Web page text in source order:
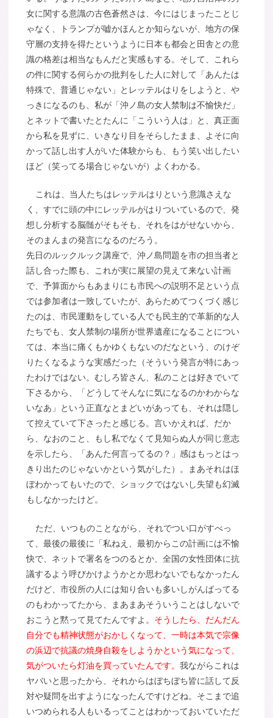
女に関する意識の古色蒼然さは、今にはじまったことじ
ゃなく、トランプが嘘かほんとか知らないが、地方の保
守層の支持を得たというように日本も都会と田舎との意
識の格差は相当なもんだと実感もする。そして、これら
の件に関する何らかの批判をした人に対して「あんたは
特殊で、普通じゃない」とレッテルはりをしようと、や
っきになるのも、私が「沖ノ島の女人禁制は不愉快だ」
とネットで書いたとたんに「こういう人は」と、真正面
から私を見ずに、いきなり目をそらしたまま、よそに向
かって話し出す人がいた体験からも、もう笑い出したい
ほど（笑ってる場合じゃないが）よくわかる。
これは、当人たちはレッテルはりという意識さえな
く、すでに頭の中にレッテルがはりついているので、発
想し分析する脳髄がそもそも、それをはがせないから、
そのまんまの発言になるのだろう。
先日のルックルック講座で、沖ノ島問題を市の担当者と
話し合った際も、これが実に展望の見えて来ない計画
で、予算面からもあまりにも市民への説明不足という点
では参加者は一致していたが、あらためてつくづく感じ
たのは、市民運動をしている人でも民主的で革新的な人
たちでも、女人禁制の場所が世界遺産になることについ
ては、本当に痛くもかゆくもないのだなという、のけぞ
りたくなるような実感だった（そういう発言が特にあっ
たわけではない。むしろ皆さん、私のことは好きでいて
下さるから、「どうしてそんなに気になるのかわからな
いなあ」という正直なとまどいがあっても、それは隠し
て控えていて下さったと感じる。言いかえれば、だか
ら、なおのこと、もし私でなくて見知らぬ人が同じ意志
を示したら、「あんた何言ってるの？」感はもっとはっ
きり出たのじゃないかという気がした）。まあそれはほ
ぼわかってもいたので、ショックではないし失望も幻滅
もしなかったけど。
ただ、いつものことながら、それでつい口がすべっ
て、最後の最後に「私ねえ、最初からこの計画には不愉
快で、ネットで署名をつのるとか、全国の女性団体に抗
議するよう呼びかけようかとか思わないでもなかったん
だけど、市役所の人には知り合いも多いしがんばってる
のもわかってたから、まあまあそういうことはしないで
おこうと黙って見てたんですよ。 そうしたら、だんだん
自分でも精神状態がおかしくなって、一時は本気で宗像
の浜辺で抗議の焼身自殺をしようかという気になって、
気がついたら灯油を買っていたんです。我ながらこれは
ヤバいと思ったから、それからはぼちぼち皆に話して反
対や疑問を出すようになったんですけどね。そこまで追
いつめられる人もいるってことはわかっておいていただ